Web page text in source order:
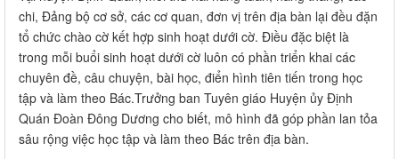
chi, Đảng bộ cơ sở, các cơ quan, đơn vị trên địa bàn lại đều đặn
tổ chức chào cờ kết hợp sinh hoạt dưới cờ. Điều đặc biệt là
trong mỗi buổi sinh hoạt dưới cờ luôn có phần triển khai các
chuyên đề, câu chuyện, bài học, điển hình tiên tiến trong học
tập và làm theo Bác.Trưởng ban Tuyên giáo Huyện ủy Định
Quán Đoàn Đông Dương cho biết, mô hình đã góp phần lan tỏa
sâu rộng việc học tập và làm theo Bác trên địa bàn.